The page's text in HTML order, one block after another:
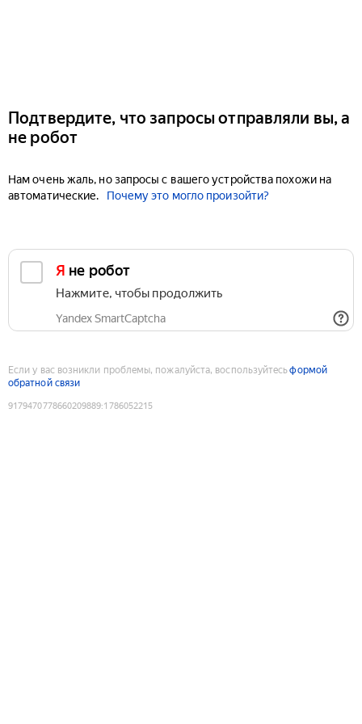
Подтвердите, что запросы отправляли вы, а
не робот
Нам очень жаль, но запросы с вашего устройства похожи на
автоматические.
Почему это могло произойти?
Я не робот
Нажмите, чтобы продолжить
Yandex SmartCaptcha
Если у вас возникли проблемы, пожалуйста, воспользуйтесьформой
обратной связи
9179470778660209889:1786052215